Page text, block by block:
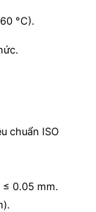
°C).
chuẩn ISO
0.05 mm.